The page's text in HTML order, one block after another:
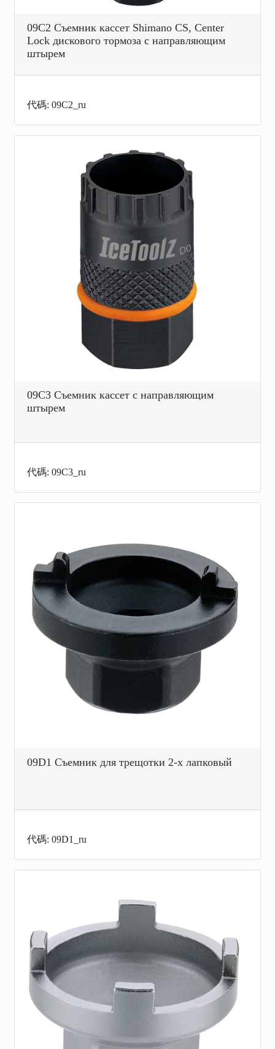
09C2 Съемник кассет Shimano CS, Center
Lock дискового тормоза с направляющим
штырем
代碼: 09C2_ru
09C3 Съемник кассет с направляющим
штырем
代碼: 09C3_ru
09D1 Съемник для трещотки 2-х лапковый
代碼: 09D1_ru